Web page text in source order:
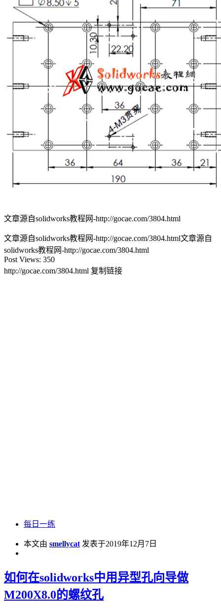
文章源自solidworks教程网-http://gocae.com/3804.html
文章源自solidworks教程网-http://gocae.com/3804.html文章源自
solidworks教程网-http://gocae.com/3804.html
Post Views: 350
http://gocae.com/3804.html 复制链接
每日一练
本文由 smellycat 发表于2019年12月7日
如何在solidworks中用异型孔向导做
M200X8.0的螺纹孔